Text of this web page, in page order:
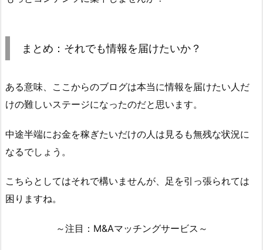
まとめ：それでも情報を届けたいか？
ある意味、ここからのブログは本当に情報を届けたい人だ
けの難しいステージになったのだと思います。
中途半端にお金を稼ぎたいだけの人は見るも無残な状況に
なるでしょう。
こちらとしてはそれで構いませんが、足を引っ張られては
困りますね。
～注目：M&Aマッチングサービス～